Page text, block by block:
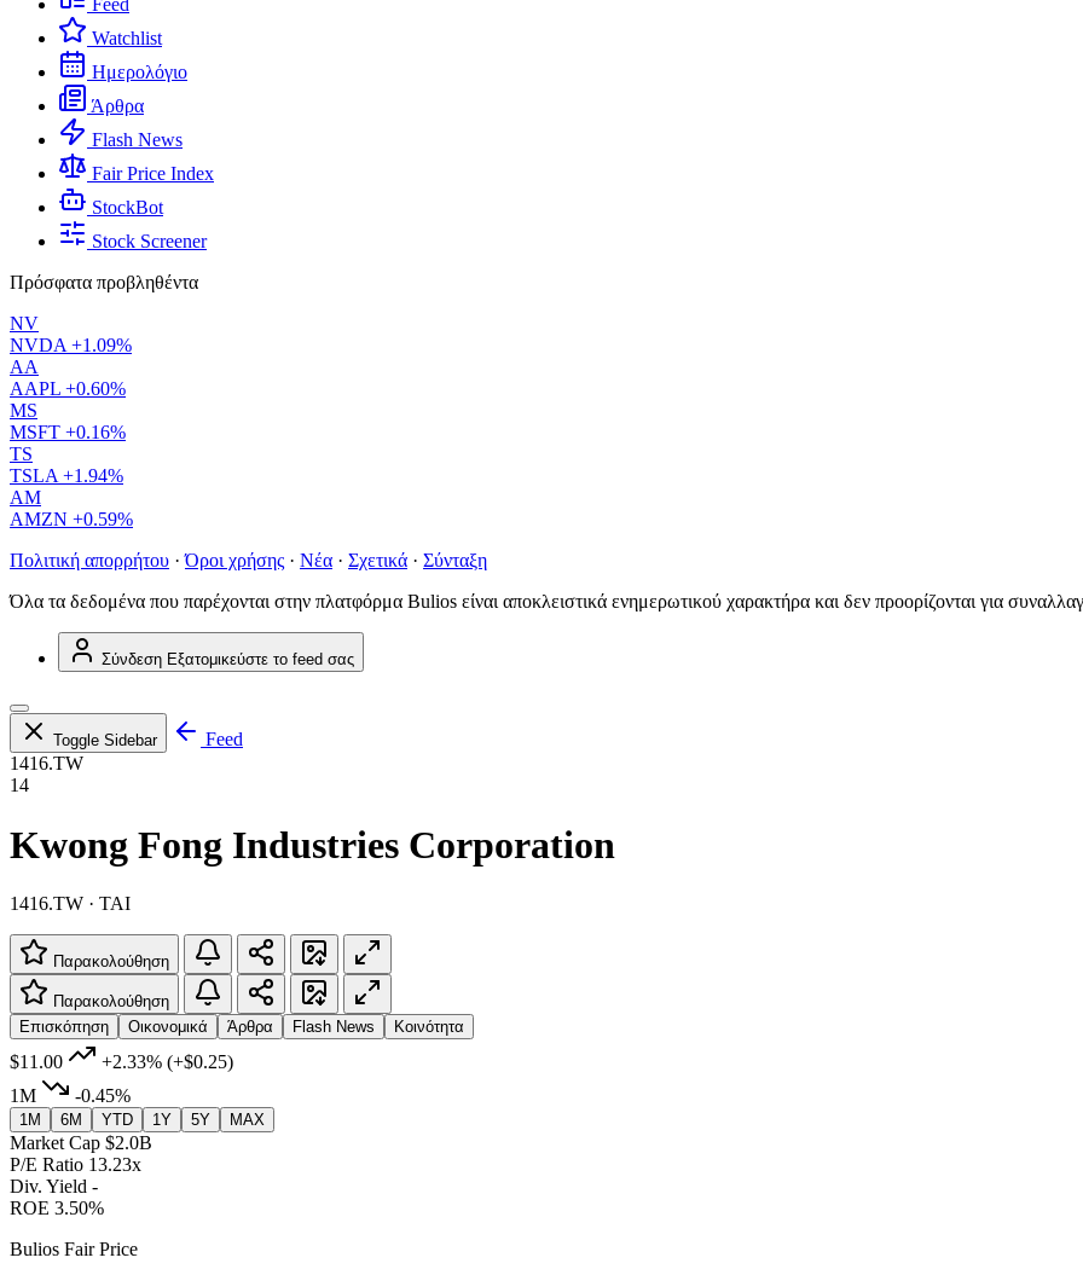
Feed
Watchlist
Ημερολόγιο
Άρθρα
Flash News
Fair Price Index
StockBot
Stock Screener
Πρόσφατα προβληθέντα
NV
NVDA +1.09%
AA
AAPL +0.60%
MS
MSFT +0.16%
TS
TSLA +1.94%
AM
AMZN +0.59%
Πολιτική απορρήτου · Όροι χρήσης · Νέα · Σχετικά · Σύνταξη
Όλα τα δεδομένα που παρέχονται στην πλατφόρμα Bulios είναι αποκλειστικά ενημερωτικού χαρακτήρα και δεν προορίζονται για
Σύνδεση Εξατομικεύστε το feed σας
Toggle Sidebar
Feed
1416.TW
14
Kwong Fong Industries Corporation
1416.TW · TAI
Παρακολούθηση
Παρακολούθηση
Επισκόπηση
Οικονομικά Άρθρα Flash News Κοινότητα
$11.00 +2.33% (+$0.25)
1M
-0.45%
1M 6M YTD 1Y 5Y MAX
Market Cap $2.0B
P/E Ratio 13.23x
Div. Yield -
ROE 3.50%
Bulios Fair Price